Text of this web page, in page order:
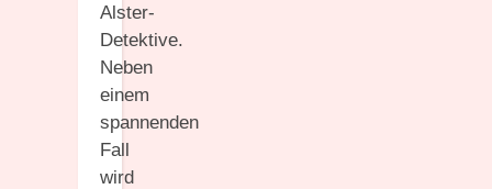
Alster-
Detektive.
Neben
einem
spannenden
Fall
wird